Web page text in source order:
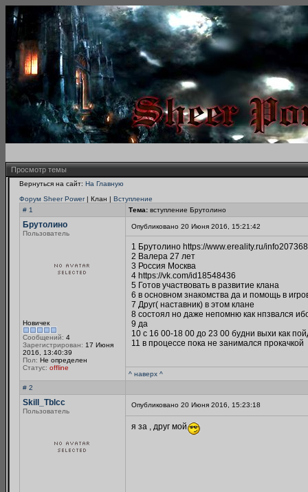
Просмотр темы
Вернуться на сайт: На Главную
Форум Sheer Power| Клан | Вступление
# 1
Тема: вступление Брутолино
Брутолино
Пользователь
Новичек
Сообщений: 4
Зарегистрирован: 17 Июня
2016, 13:40:39
Пол: Не определен
Статус: offline
Опубликовано 20 Июня 2016, 15:21:42
1 Брутолино https://www.ereality.ru/
2 Валера 27 лет
3 Россия Москва
4 https://vk.com/id18548436
5 Готов участвовать в развитие клана
6 в основном знакомства да и помощь в
7 Друг( наставник) в этом клане
8 состоял но даже непомню как нпзвался
9 да
10 с 16 00-18 00 до 23 00 будни выхи как
11 в процессе пока не занимался прокачкой
^ наверх ^
# 2
Skill_Tblcc
Пользователь
Опубликовано 20 Июня 2016, 15:23:18
я за , друг мой